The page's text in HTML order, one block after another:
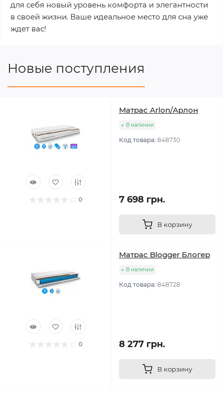
для себя новый уровень комфорта и элегантности
в своей жизни. Ваше идеальное место для сна уже
ждет вас!
Новые поступления
0
Матрас Arlon/Арлон
В наличии
Код товара: 848730
7 698 грн.
В корзину
0
Матрас Blogger Блогер
В наличии
Код товара: 848728
8 277 грн.
В корзину